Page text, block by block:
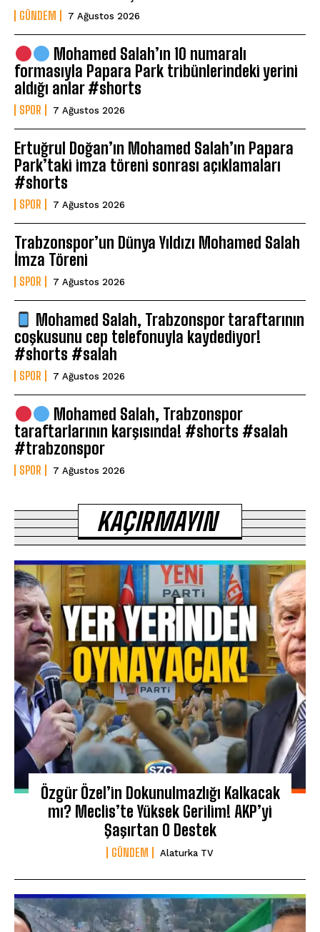
GÜNDEM 7 Ağustos 2026
Mohamed Salah’ın 10 numaralı
formasıyla Papara Park tribünlerindeki yerini
aldığı anlar #shorts
SPOR 7 Ağustos 2026
Ertuğrul Doğan’ın Mohamed Salah’ın Papara
Park’taki imza töreni sonrası açıklamaları
#shorts
SPOR 7 Ağustos 2026
Trabzonspor’un Dünya Yıldızı Mohamed Salah
İmza Töreni
SPOR 7 Ağustos 2026
Mohamed Salah, Trabzonspor taraftarının
coşkusunu cep telefonuyla kaydediyor!
#shorts #salah
SPOR 7 Ağustos 2026
Mohamed Salah, Trabzonspor
taraftarlarının karşısında! #shorts #salah
#trabzonspor
SPOR 7 Ağustos 2026
KAÇIRMAYIN
Özgür Özel’in Dokunulmazlığı Kalkacak
mı? Meclis’te Yüksek Gerilim! AKP’yi
Şaşırtan O Destek
GÜNDEM Alaturka TV